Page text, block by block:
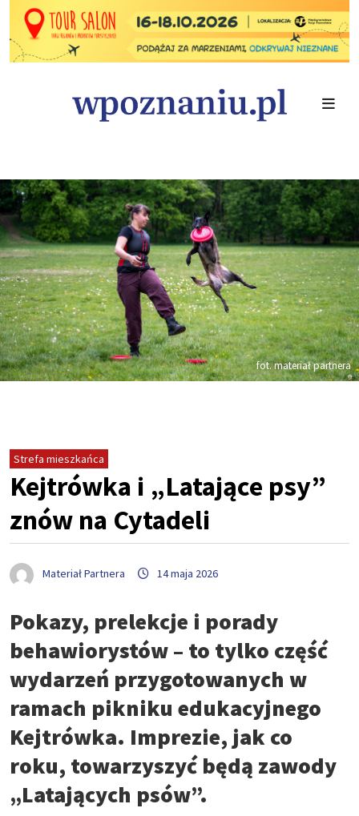
fot. materiał partnera
Strefa mieszkańca
Kejtrówka i „Latające psy”
znów na Cytadeli
Materiał Partnera 14 maja 2026
Pokazy, prelekcje i porady
behawiorystów – to tylko część
wydarzeń przygotowanych w
ramach pikniku edukacyjnego
Kejtrówka. Imprezie, jak co
roku, towarzyszyć będą zawody
„Latających psów”.